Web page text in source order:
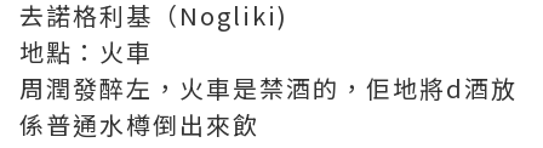
去諾格利基（Nogliki)
地點：火車
周潤發醉左，火車是禁酒的，佢地將d酒放
係普通水樽倒出來飲